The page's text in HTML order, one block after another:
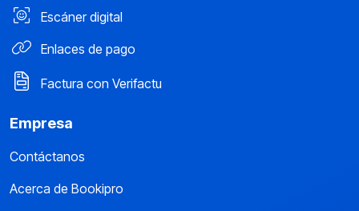
Escáner digital
Enlaces de pago
Factura con Verifactu
Empresa
Contáctanos
Acerca de Bookipro